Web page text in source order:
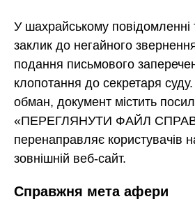
У шахрайському повідомленні
заклик до негайного
подання письмового
клопотання до секретаря
обман, документ містить
«ПЕРЕГЛЯНУТИ ФАЙЛ
перенаправляє користувачів
зовнішній веб-сайт.
Справжня мета афери